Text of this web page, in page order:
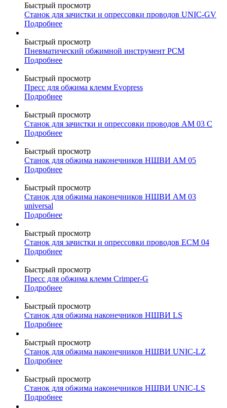
Быстрый просмотр
Станок для зачистки и опрессовки проводов UNIC-GV
Подробнее
Быстрый просмотр
Пневматический обжимной инструмент PCM
Подробнее
Быстрый просмотр
Пресс для обжима клемм Evopress
Подробнее
Быстрый просмотр
Станок для зачистки и опрессовки проводов AM 03 C
Подробнее
Быстрый просмотр
Станок для обжима наконечников НШВИ AM 05
Подробнее
Быстрый просмотр
Станок для обжима наконечников НШВИ AM 03
universal
Подробнее
Быстрый просмотр
Станок для зачистки и опрессовки проводов ECM 04
Подробнее
Быстрый просмотр
Пресс для обжима клемм Crimper-G
Подробнее
Быстрый просмотр
Станок для обжима наконечников НШВИ LS
Подробнее
Быстрый просмотр
Станок для обжима наконечников НШВИ UNIC-LZ
Подробнее
Быстрый просмотр
Станок для обжима наконечников НШВИ UNIC-LS
Подробнее